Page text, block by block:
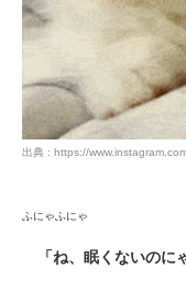
出典 : https://
ふにゃふにゃ
「ね、眠くないのに